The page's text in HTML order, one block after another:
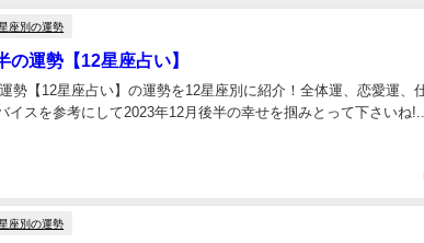
座別の運勢
の運勢【12星座占い】
勢【12星座占い】の運勢を12星座別に紹介！全体運、恋愛運、
イスを参考にして2023年12月後半の幸せを掴みとって下さいね!...
座別の運勢